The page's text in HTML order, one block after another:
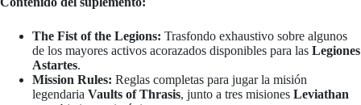
The Fist of the Legions: Trasfondo exhaustivo sobre algunos
de los mayores activos acorazados disponibles para las Legiones
Astartes.
Mission Rules: Reglas completas para jugar la misión
legendaria Vaults of Thrasis, junto a tres misiones Leviathan